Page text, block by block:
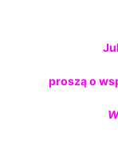
proszą o